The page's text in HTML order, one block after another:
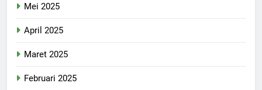
Mei 2025
April 2025
Maret 2025
Februari 2025